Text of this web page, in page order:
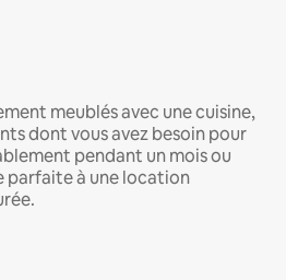
meublés avec une cuisine,
dont vous avez besoin pour
pendant un mois ou
parfaite à une location